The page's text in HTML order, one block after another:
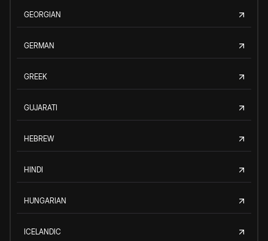
GEORGIAN
GERMAN
GREEK
GUJARATI
HEBREW
HINDI
HUNGARIAN
ICELANDIC